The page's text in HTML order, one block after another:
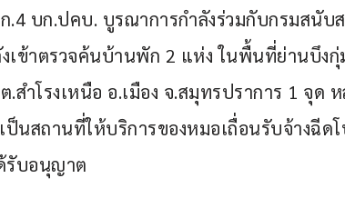
.4 บก.ปคบ. บูรณาการกำลังร่วมกับกรมสนับ
เข้าตรวจค้นบ้านพัก 2 แห่ง ในพื้นที่ย่านบึงกุ่
ำโรงเหนือ อ.เมือง จ.สมุทรปราการ 1 จุด
ป็นสถานที่ให้บริการของหมอเถื่อนรับจ้างฉีด
รับอนุญาต